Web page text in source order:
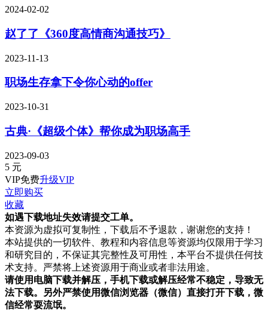
2024-02-02
赵了了《360度高情商沟通技巧》
2023-11-13
职场生存拿下令你心动的offer
2023-10-31
古典·《超级个体》帮你成为职场高手
2023-09-03
5 元
VIP免费升级VIP
立即购买
收藏
如遇下载地址失效请提交工单。
本资源为虚拟可复制性，下载后不予退款，谢谢您的支持！
本站提供的一切软件、教程和内容信息等资源均仅限用于学习
和研究目的，不保证其完整性及可用性，本平台不提供任何技
术支持。严禁将上述资源用于商业或者非法用途。
请使用电脑下载并解压，手机下载或解压经常不稳定，导致无
法下载。另外严禁使用微信浏览器（微信）直接打开下载，微
信经常耍流氓。